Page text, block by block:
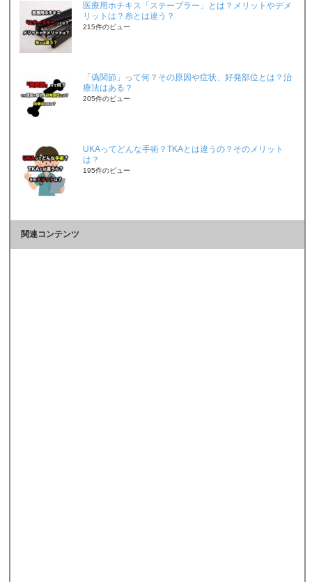
医療用ホチキス「ステープラー」とは？メリットやデメ
リットは？糸とは違う？
215件のビュー
「偽関節」って何？その原因や症状、好発部位とは？治
療法はある？
205件のビュー
UKAってどんな手術？TKAとは違うの？そのメリット
は？
195件のビュー
関連コンテンツ